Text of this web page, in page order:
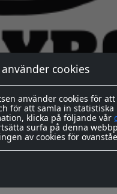
cookies
använder cookies för
för att samla in
klicka på följande vår
surfa på denna
av cookies för